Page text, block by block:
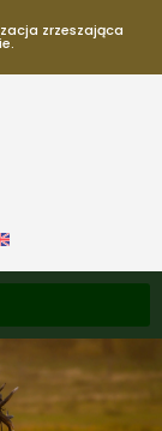
zrzeszająca